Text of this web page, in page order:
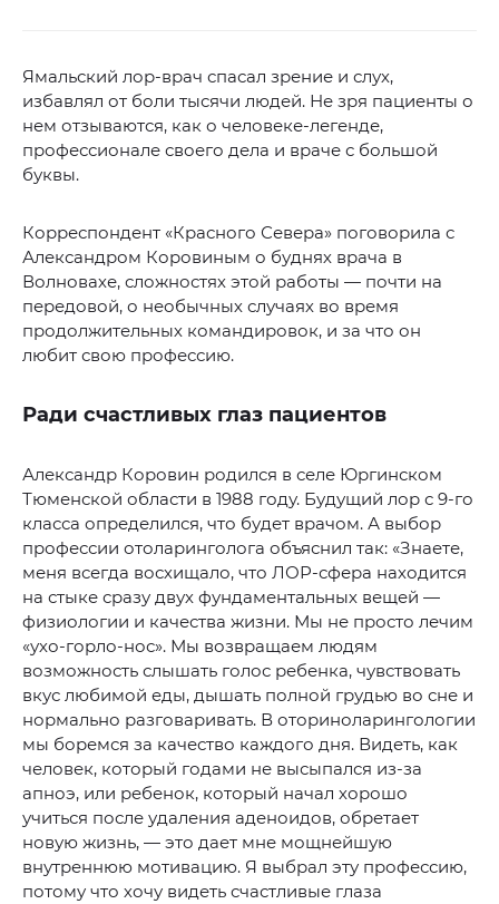
Ямальский лор-врач спасал зрение и слух,
избавлял от боли тысячи людей. Не зря пациенты о
нем отзываются, как о человеке-легенде,
профессионале своего дела и враче с большой
буквы.
Корреспондент «Красного Севера» поговорила с
Александром Коровиным о буднях врача в
Волновахе, сложностях этой работы — почти на
передовой, о необычных случаях во время
продолжительных командировок, и за что он
любит свою профессию.
Ради счастливых глаз пациентов
Александр Коровин родился в селе Юргинском
Тюменской области в 1988 году. Будущий лор с 9-го
класса определился, что будет врачом. А выбор
профессии отоларинголога объяснил так: «Знаете,
меня всегда восхищало, что ЛОР-сфера находится
на стыке сразу двух фундаментальных вещей —
физиологии и качества жизни. Мы не просто лечим
«ухо-горло-нос». Мы возвращаем людям
возможность слышать голос ребенка, чувствовать
вкус любимой еды, дышать полной грудью во сне и
нормально разговаривать. В оториноларингологии
мы боремся за качество каждого дня. Видеть, как
человек, который годами не высыпался из-за
апноэ, или ребенок, который начал хорошо
учиться после удаления аденоидов, обретает
новую жизнь, — это дает мне мощнейшую
внутреннюю мотивацию. Я выбрал эту профессию,
потому что хочу видеть счастливые глаза